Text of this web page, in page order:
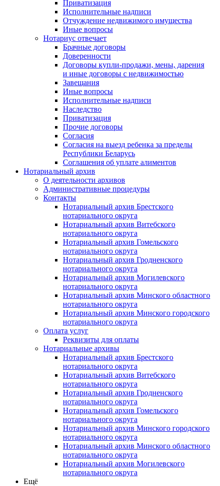
Приватизация
Исполнительные надписи
Отчуждение недвижимого имущества
Иные вопросы
Нотариус отвечает
Брачные договоры
Доверенности
Договоры купли-продажи, мены, дарения
и иные договоры с недвижимостью
Завещания
Иные вопросы
Исполнительные надписи
Наследство
Приватизация
Прочие договоры
Согласия
Согласия на выезд ребенка за пределы
Республики Беларусь
Соглашения об уплате алиментов
Нотариальный архив
О деятельности архивов
Административные процедуры
Контакты
Нотариальный архив Брестского
нотариального округа
Нотариальный архив Витебского
нотариального округа
Нотариальный архив Гомельского
нотариального округа
Нотариальный архив Гродненского
нотариального округа
Нотариальный архив Могилевского
нотариального округа
Нотариальный архив Минского областного
нотариального округа
Нотариальный архив Минского городского
нотариального округа
Оплата услуг
Реквизиты для оплаты
Нотариальные архивы
Нотариальный архив Брестского
нотариального округа
Нотариальный архив Витебского
нотариального округа
Нотариальный архив Гродненского
нотариального округа
Нотариальный архив Гомельского
нотариального округа
Нотариальный архив Минского городского
нотариального округа
Нотариальный архив Минского областного
нотариального округа
Нотариальный архив Могилевского
нотариального округа
Ещё